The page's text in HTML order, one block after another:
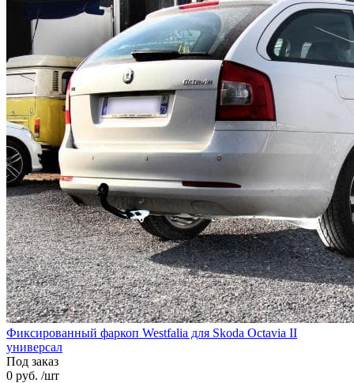
Фиксированный фаркоп Westfalia для Skoda Octavia II
универсал
Под заказ
0 руб. /шт